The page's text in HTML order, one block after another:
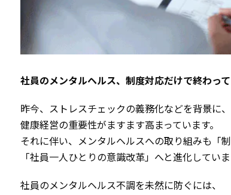
社員のメンタルヘルス、制度対応だけで終わっ
昨今、ストレスチェックの義務化などを背景に、
健康経営の重要性がますます高まっています。
それに伴い、メンタルヘルスへの取り組みも「
「社員一人ひとりの意識改革」へと進化していま
社員のメンタルヘルス不調を未然に防ぐには、